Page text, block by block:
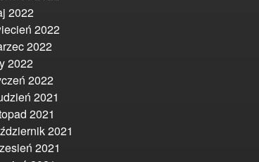
2022
2022
2022
2022
2022
2021
2021
2021
2021